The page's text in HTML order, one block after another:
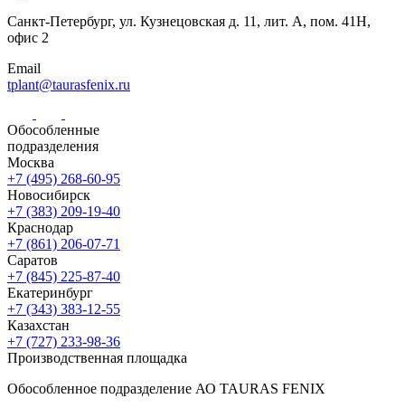
Санкт-Петербург, ул. Кузнецовская д. 11, лит. А, пом. 41Н,
офис 2
Email
tplant@taurasfenix.ru
Обособленные
подразделения
Москва
+7 (495) 268-60-95
Новосибирск
+7 (383) 209-19-40
Краснодар
+7 (861) 206-07-71
Саратов
+7 (845) 225-87-40
Екатеринбург
+7 (343) 383-12-55
Казахстан
+7 (727) 233-98-36
Производственная площадка
Обособленное подразделение АО TAURAS FENIX